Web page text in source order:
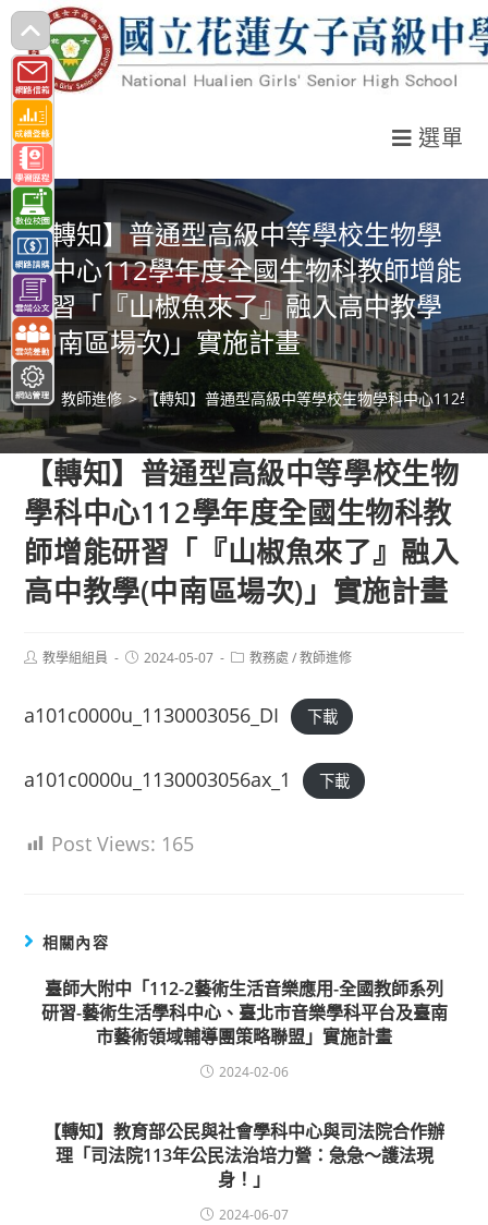
跳
轉
至
主
要
內
容
選單
【轉知】普通型高級中等學校生物學
科中心112學年度全國生物科教師增能
研習「『山椒魚來了』融入高中教學
(中南區場次)」實施計畫
> 教師進修 > 【轉知】普通型高級中等學校生物學科中心112學
【轉知】普通型高級中等學校生物
學科中心112學年度全國生物科教
師增能研習「『山椒魚來了』融入
高中教學(中南區場次)」實施計畫
Post教學組組員
Post2024-05-07
Post教務處 / 教師進修
a101c0000u_1130003056_DI 下載
a101c0000u_1130003056ax_1 下載
Post Views: 165
相關內容
臺師大附中「112-2藝術生活音樂應用-全國教師系列
研習-藝術生活學科中心、臺北市音樂學科平台及臺南
市藝術領域輔導團策略聯盟」實施計畫
2024-02-06
【轉知】教育部公民與社會學科中心與司法院合作辦
理「司法院113年公民法治培力營：急急～護法現
身！」
2024-06-07